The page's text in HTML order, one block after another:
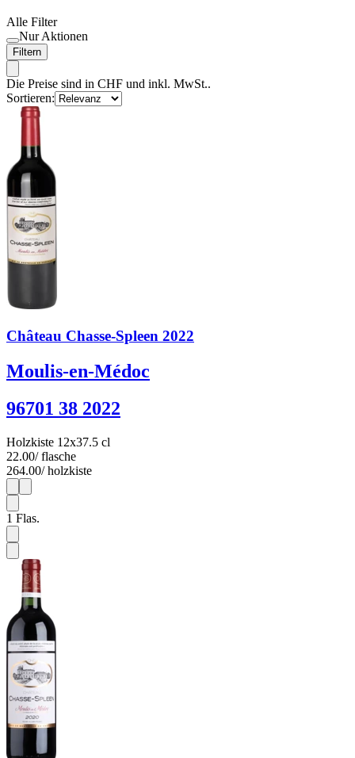
Alle Filter
Nur Aktionen
Filtern
Die Preise sind in CHF und inkl. MwSt..
Sortieren:
Château Chasse-Spleen 2022
Moulis-en-Médoc
96701 38 2022
Holzkiste 12x37.5 cl
22.00/ flasche
264.00/ holzkiste
1
1 Flas.